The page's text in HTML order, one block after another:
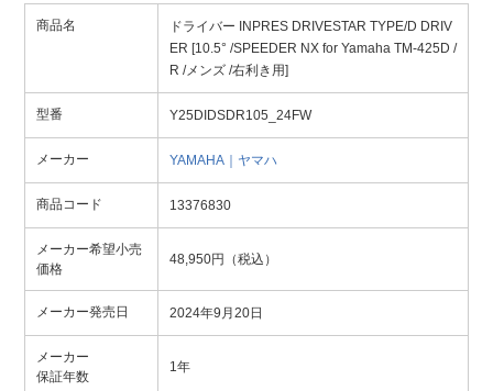
商品名
ドライバー INPRES DRIVESTAR TYPE/D DRIV
ER [10.5° /SPEEDER NX for Yamaha TM-425D /
R /メンズ /右利き用]
型番 Y25DIDSDR105_24FW
メーカー YAMAHA｜ヤマハ
商品コード 13376830
メーカー希望小売
価格
48,950円（税込）
メーカー発売日 2024年9月20日
メーカー
保証年数
1年